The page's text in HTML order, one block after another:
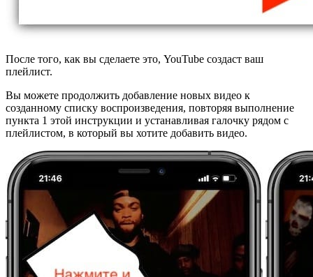
После того, как вы сделаете это, YouTube создаст ваш
плейлист.
Вы можете продолжить добавление новых видео к
созданному списку воспроизведения, повторяя выполнение
пункта 1 этой инструкции и устанавливая галочку рядом с
плейлистом, в который вы хотите добавить видео.